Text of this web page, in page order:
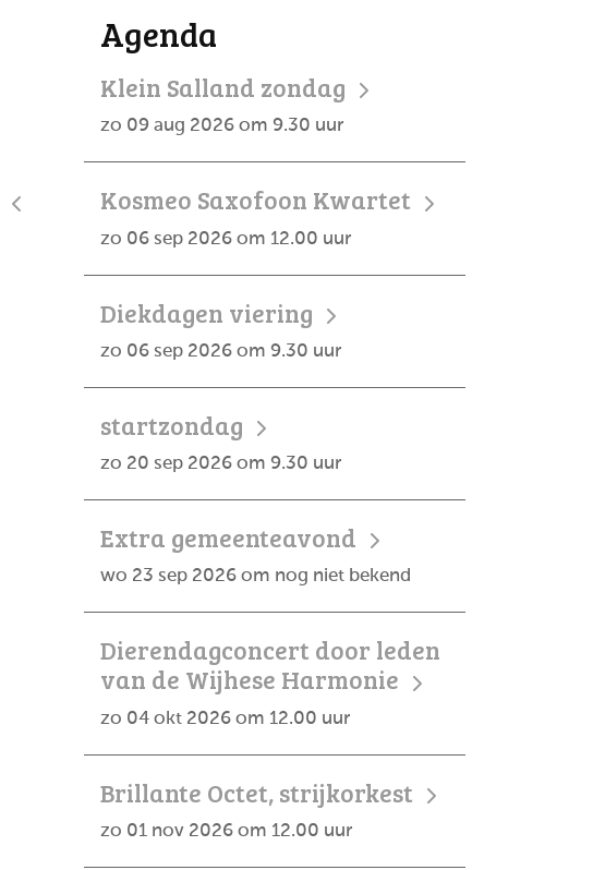
Agenda
Klein Salland zondag
zo 09 aug 2026 om 9.30 uur
Kosmeo Saxofoon Kwartet
zo 06 sep 2026 om 12.00 uur
Diekdagen viering
zo 06 sep 2026 om 9.30 uur
startzondag
zo 20 sep 2026 om 9.30 uur
Extra gemeenteavond
wo 23 sep 2026 om nog niet bekend
Dierendagconcert door leden
van de Wijhese Harmonie
zo 04 okt 2026 om 12.00 uur
Brillante Octet, strijkorkest
zo 01 nov 2026 om 12.00 uur